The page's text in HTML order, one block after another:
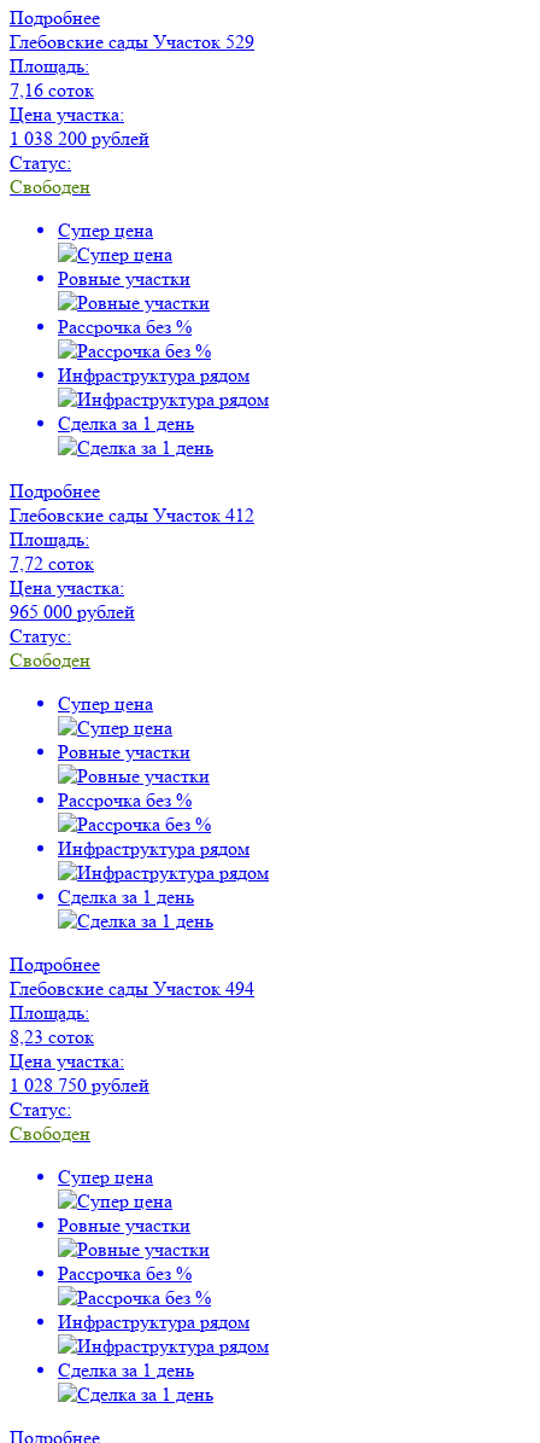
Подробнее
Глебовские сады Участок 529
Площадь:
7,16 соток
Цена участка:
1 038 200 рублей
Статус:
Свободен
Супер цена
Ровные участки
Рассрочка без %
Инфраструктура рядом
Сделка за 1 день
Подробнее
Глебовские сады Участок 412
Площадь:
7,72 соток
Цена участка:
965 000 рублей
Статус:
Свободен
Супер цена
Ровные участки
Рассрочка без %
Инфраструктура рядом
Сделка за 1 день
Подробнее
Глебовские сады Участок 494
Площадь:
8,23 соток
Цена участка:
1 028 750 рублей
Статус:
Свободен
Супер цена
Ровные участки
Рассрочка без %
Инфраструктура рядом
Сделка за 1 день
Подробнее